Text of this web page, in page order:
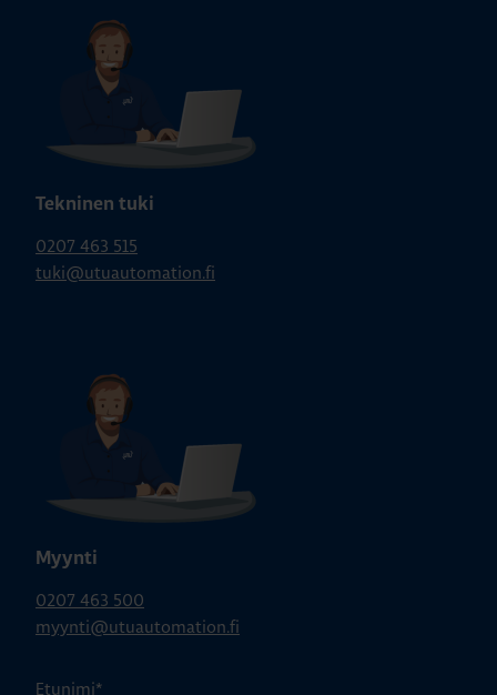
Tekninen tuki
0207 463 515
tuki@utuautomation.fi
Myynti
0207 463 500
myynti@utuautomation.fi
Etunimi*